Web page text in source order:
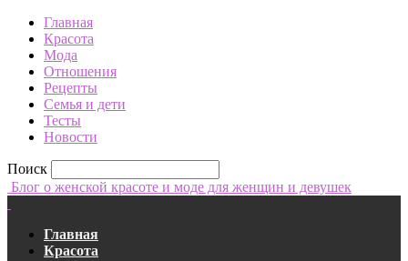
Главная
Красота
Мода
Отношения
Рецепты
Семья и дети
Тесты
Новости
Поиск
Блог о женской красоте и моде для женщин и девушек
Главная
Красота